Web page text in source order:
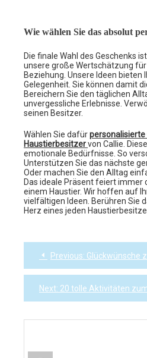
Wie wählen Sie das absolut
Die finale Wahl des Geschenks
unsere große Wertschätzung
Beziehung. Unsere Ideen bieten
Gelegenheit. Sie können damit
Bereichern Sie den täglichen
unvergessliche Erlebnisse.
seinen Besitzer.
Wählen Sie dafür
Haustierbesitzervon Callie.
emotionale Bedürfnisse. So
Unterstützen Sie das nächste
Oder machen Sie den Alltag
Das ideale Präsent feiert immer
einem Haustier. Wir hoffen auf
vielfältigen Ideen. Berühren Sie
Herz eines jeden
Post
navigation
Previous: Glückwünsche zur Geburt: Die
Next: 20 tolle Aktivitäten zum Vatertag, die